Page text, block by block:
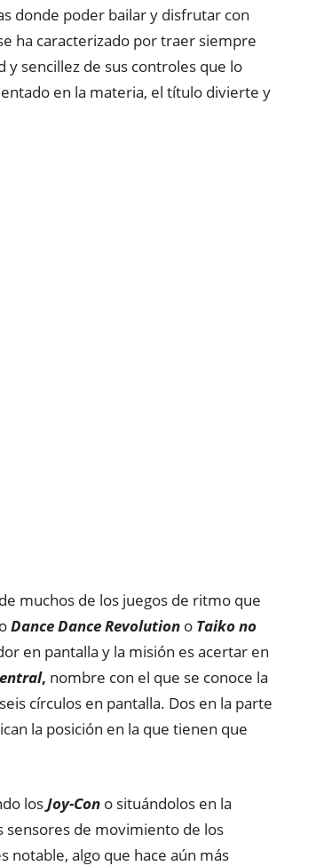
donde poder bailar y disfrutar con
ha caracterizado por traer siempre
y sencillez de sus controles que lo
en la materia, el título divierte y
muchos de los juegos de ritmo que
Dance Dance Revolution o Taiko no
en pantalla y la misión es acertar en
, nombre con el que se conoce la
círculos en pantalla. Dos en la parte
la posición en la que tienen que
losJoy-Con o situándolos en la
sensores de movimiento de los
notable, algo que hace aún más